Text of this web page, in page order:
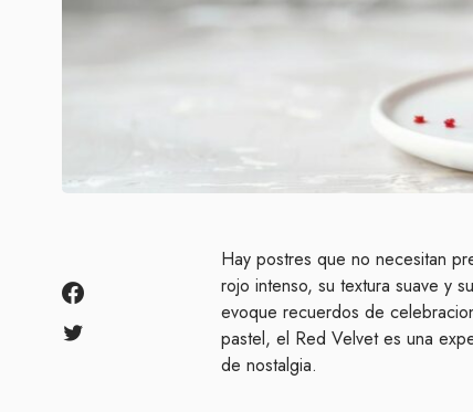
Hay postres que no necesitan
rojo intenso, su textura suave y
evoque recuerdos de
pastel, el Red Velvet es una
de nostalgia.